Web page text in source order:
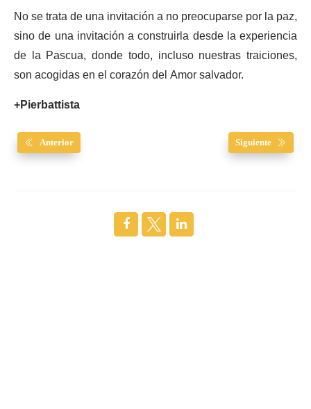
No se trata de una invitación a no preocuparse por la paz,
sino de una invitación a construirla desde la experiencia
de la Pascua, donde todo, incluso nuestras traiciones,
son acogidas en el corazón del Amor salvador.
+Pierbattista
Anterior Siguiente